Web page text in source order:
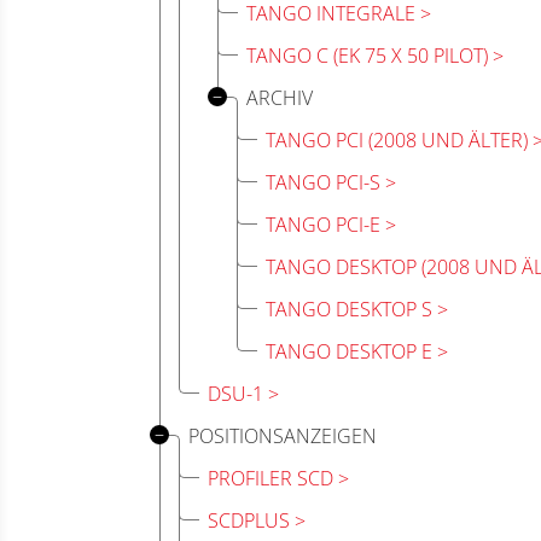
TANGO INTEGRALE
TANGO C (EK 75 X 50 PILOT)
ARCHIV
TANGO PCI (2008 UND ÄLTER)
TANGO PCI-S
TANGO PCI-E
TANGO DESKTOP (2008 UND
TANGO DESKTOP S
TANGO DESKTOP E
DSU-1
POSITIONSANZEIGEN
PROFILER SCD
SCDPLUS